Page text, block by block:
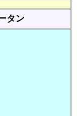
タン